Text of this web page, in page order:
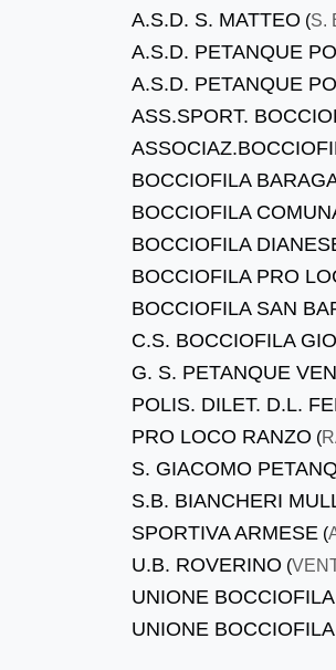
A.S.D. S. MATTEO (S.
A.S.D. PETANQUE
A.S.D. PETANQUE
ASS.SPORT.
BOCCIOFILA
BOCCIOFILA
BOCCIOFILA
BOCCIOFILA PRO
BOCCIOFILA SAN
C.S. BOCCIOFILA
G. S. PETANQUE
POLIS. DILET. D.L.
PRO LOCO RANZO (
S. GIACOMO
S.B. BIANCHERI
SPORTIVA ARMESE (
U.B. ROVERINO (
UNIONE
UNIONE